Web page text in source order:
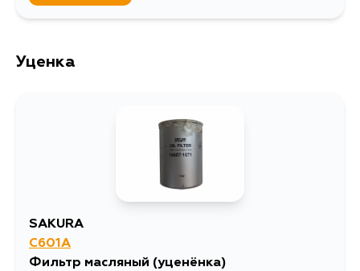
Уценка
SAKURA
C601A
Фильтр масляный (уценёнка)